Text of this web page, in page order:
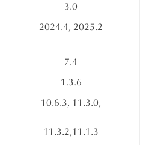
3.0
2024.4, 2025.2
7.4
1.3.6
10.6.3, 11.3.0,
11.3.2,11.1.3